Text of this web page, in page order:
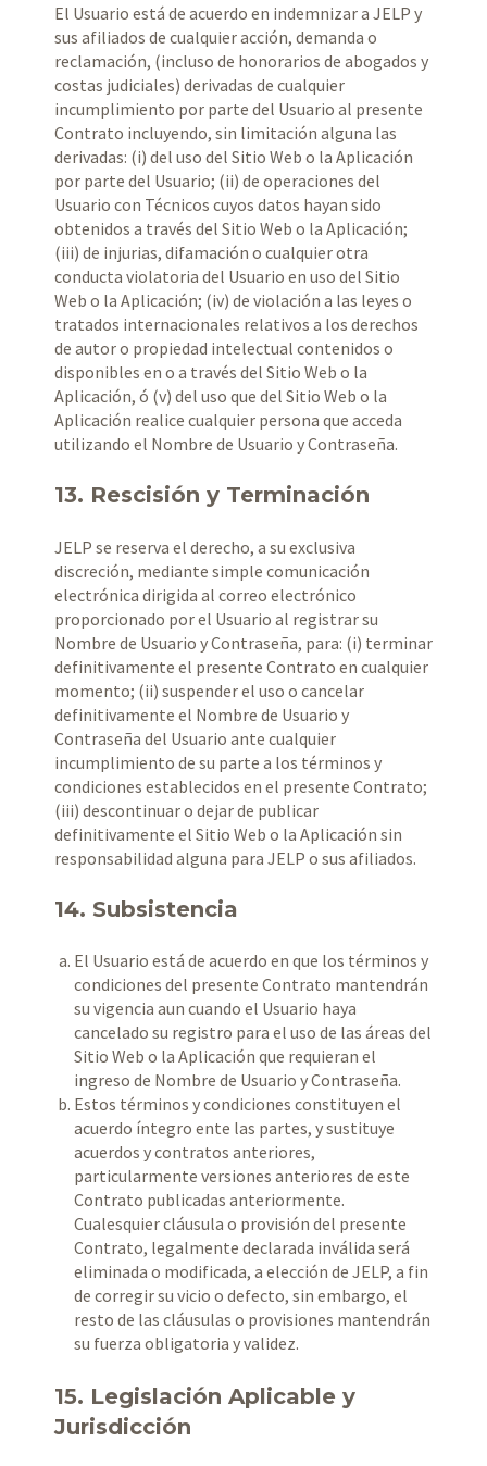
El Usuario está de acuerdo en indemnizar a JELP y
sus afiliados de cualquier acción, demanda o
reclamación, (incluso de honorarios de abogados y
costas judiciales) derivadas de cualquier
incumplimiento por parte del Usuario al presente
Contrato incluyendo, sin limitación alguna las
derivadas: (i) del uso del Sitio Web o la Aplicación
por parte del Usuario; (ii) de operaciones del
Usuario con Técnicos cuyos datos hayan sido
obtenidos a través del Sitio Web o la Aplicación;
(iii) de injurias, difamación o cualquier otra
conducta violatoria del Usuario en uso del Sitio
Web o la Aplicación; (iv) de violación a las leyes o
tratados internacionales relativos a los derechos
de autor o propiedad intelectual contenidos o
disponibles en o a través del Sitio Web o la
Aplicación, ó (v) del uso que del Sitio Web o la
Aplicación realice cualquier persona que acceda
utilizando el Nombre de Usuario y Contraseña.
13. Rescisión y Terminación
JELP se reserva el derecho, a su exclusiva
discreción, mediante simple comunicación
electrónica dirigida al correo electrónico
proporcionado por el Usuario al registrar su
Nombre de Usuario y Contraseña, para: (i) terminar
definitivamente el presente Contrato en cualquier
momento; (ii) suspender el uso o cancelar
definitivamente el Nombre de Usuario y
Contraseña del Usuario ante cualquier
incumplimiento de su parte a los términos y
condiciones establecidos en el presente Contrato;
(iii) descontinuar o dejar de publicar
definitivamente el Sitio Web o la Aplicación sin
responsabilidad alguna para JELP o sus afiliados.
14. Subsistencia
El Usuario está de acuerdo en que los términos y
condiciones del presente Contrato mantendrán
su vigencia aun cuando el Usuario haya
cancelado su registro para el uso de las áreas del
Sitio Web o la Aplicación que requieran el
ingreso de Nombre de Usuario y Contraseña.
Estos términos y condiciones constituyen el
acuerdo íntegro ente las partes, y sustituye
acuerdos y contratos anteriores,
particularmente versiones anteriores de este
Contrato publicadas anteriormente.
Cualesquier cláusula o provisión del presente
Contrato, legalmente declarada inválida será
eliminada o modificada, a elección de JELP, a fin
de corregir su vicio o defecto, sin embargo, el
resto de las cláusulas o provisiones mantendrán
su fuerza obligatoria y validez.
15. Legislación Aplicable y
Jurisdicción